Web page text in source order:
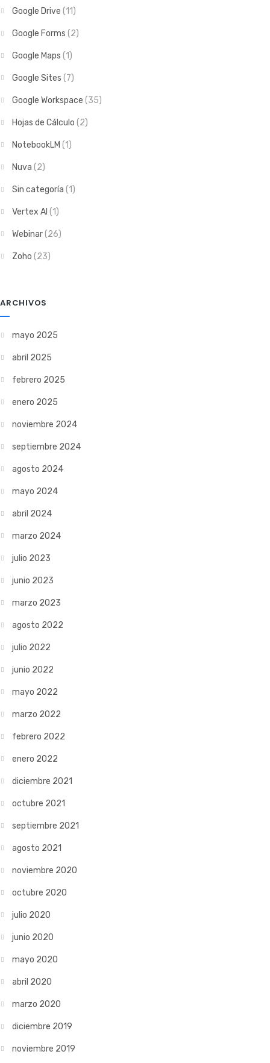
Google Drive (11)
Google Forms (2)
Google Maps (1)
Google Sites (7)
Google Workspace (35)
Hojas de Cálculo (2)
NotebookLM (1)
Nuva (2)
Sin categoría (1)
Vertex AI (1)
Webinar(26)
Zoho (23)
ARCHIVOS
mayo 2025
abril 2025
febrero 2025
enero 2025
noviembre 2024
septiembre 2024
agosto 2024
mayo 2024
abril 2024
marzo 2024
julio 2023
junio 2023
marzo 2023
agosto 2022
julio 2022
junio 2022
mayo 2022
marzo 2022
febrero 2022
enero 2022
diciembre 2021
octubre 2021
septiembre 2021
agosto 2021
noviembre 2020
octubre 2020
julio 2020
junio 2020
mayo 2020
abril 2020
marzo 2020
diciembre 2019
noviembre 2019